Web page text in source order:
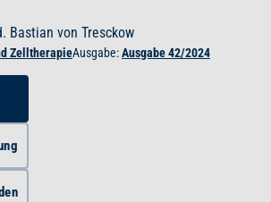
Bastian von Tresckow
ZelltherapieAusgabe:Ausgabe 42/2024